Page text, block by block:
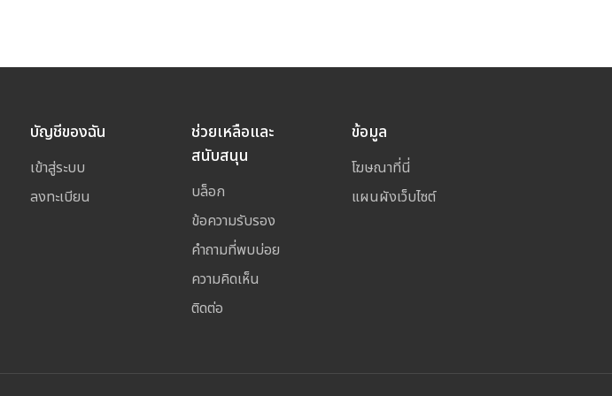
บัญชีของฉัน
เข้าสู่ระบบ
ลงทะเบียน
ช่วยเหลือและ
สนับสนุน
บล็อก
ข้อความรับรอง
คำถามที่พบบ่อย
ความคิดเห็น
ติดต่อ
ข้อมูล
โฆษณาที่นี่
แผนผังเว็บไซต์